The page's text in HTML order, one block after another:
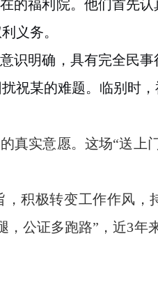
的福利院。他们首先
义务。
识明确，具有完全民
扰祝某的难题。临别时
真实意愿。这场“送上
积极转变工作作风，
公证多跑路”，近3年